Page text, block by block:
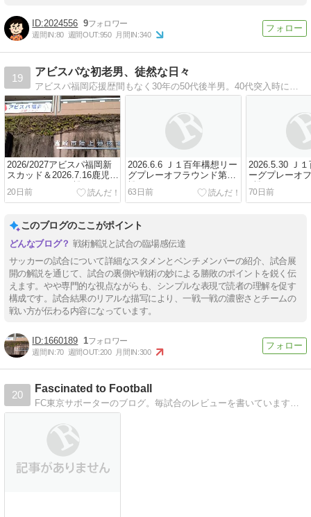
2024556 9
週間IN:80 週間OUT:950 月間IN:340
19
アビスパな初老男、徒然な日々
2026/2027アビスパ福岡新
スカッド＆2026.7.16鹿児島
ユナイテッドFC戦！
20日前
2026.6.6 Ｊ１百年構想リー
グプレーオフラウンド第2
戦 vs ジェフユナイテッド
千葉
63日前
2026.5.30 Ｊ
ーグプレーオ
1戦 vs ジェフ
千葉（ホーム
70日前
このブログのここがポイント
戦術解説と試合の臨場感伝達
サッカーの試合について詳細なスタメンとベンチメンバーの紹介、試合展
開の解説を通じて、試合の裏側や戦術の妙による勝敗のポイントを鋭く伝
えます。やや専門的な視点ながらも、シンプルな表現で読者の理解を促す
構成です。試合結果のリアルな描写により、一戦一戦の濃密さとチームの
戦い方が伝わる内容になっています。
1660189 1
週間IN:70 週間OUT:200 月間IN:300
20
Fascinated to Football
FC東京サポーターのブログ。毎試合のレビューを書いています。主にサッカーのブログです。フットボールだけでなくたまにWebや日々の事を書いております。